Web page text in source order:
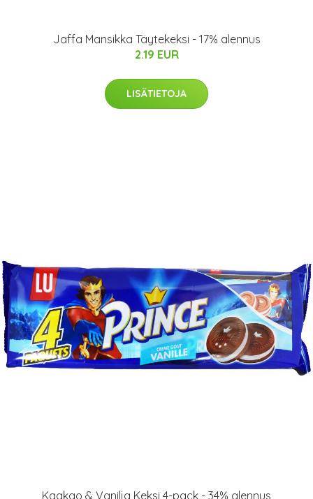
Jaffa Mansikka Täytekeksi - 17% alennus
2.19 EUR
LISÄTIETOJA
Kaakao & Vanilja Keksi 4-pack - 34% alennus